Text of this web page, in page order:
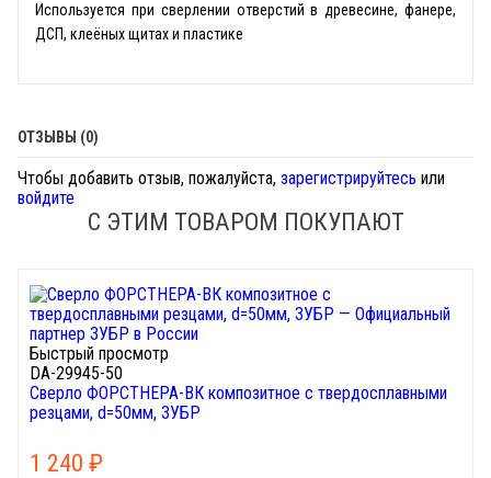
Используется при сверлении отверстий в древесине, фанере,
ДСП, клеёных щитах и пластике
ОТЗЫВЫ (0)
Чтобы добавить отзыв, пожалуйста, зарегистрируйтесь или
войдите
С ЭТИМ ТОВАРОМ ПОКУПАЮТ
Быстрый просмотр
DA-29945-50
Сверло ФОРСТНЕРА-ВК композитное с твердосплавными
резцами, d=50мм, ЗУБР
1 240 ₽